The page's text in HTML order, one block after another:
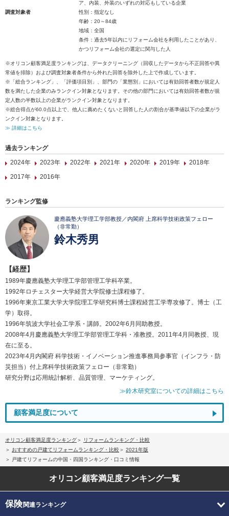
ア、内装、外装のいずれの対応もしている企業
調査対象者
性別：指定なし
年齢：20～84歳
地域：全国
条件：過去5年以内にリフォーム会社を利用したことがあり、
かつリフォーム会社の選定に関与した人
※オリコン顧客満足度ランキングは、データクリーニング（回収したデータから不正回答や異
常値を排除）および調査対象者条件から外れた回答を除外した上で作成しています。
※「総合ランキング」、「評価項目別」、部門の「業態別」においては有効回答者数が規定人
数を満たした企業のみランクイン対象となります。その他の部門においては有効回答者数が規
定人数の半数以上の企業がランクイン対象となります。
※総合得点が60.0点以上で、他人に薦めたくないと回答した人の割合が基準値以下の企業がラ
ンクイン対象となります。
≫ 詳細はこちら
過去ランキング
2024年
2023年 2022年 2021年 2020年 2019年
2018年
2017年
2016年
ランキング監修
慶應義塾大学理工学部教授／内閣府 上席科学技術政策フェロー
（非常勤）
鈴木秀男
【経歴】
1989年慶應義塾大学理工学部管理工学科卒業。
1992年ロチェスター大学経営大学院修士課程修了。
1996年東京工業大学大学院理工学研究科博士課程経営工学専攻修了。博士（工
学）取得。
1996年筑波大学社会工学系・講師。2002年6月同助教授。
2008年4月慶應義塾大学理工学部管理工学科・准教授。2011年4月同教授、現
在に至る。
2023年4月内閣府 科学技術・イノベーション推進事務局参事官（インフラ・防
災担当）付上席科学技術政策フェロー（非常勤）
研究分野は応用統計解析、品質管理、マーケティング。
≫鈴木研究室についての詳細はこちら
顧客満足度について
オリコン顧客満足度ランキング
リフォームランキング・比較
おすすめの戸建てリフォームランキング・比較
2021年版
戸建てリフォームの中国・四国ランキング・口コミ情報
オリコン顧客満足度ランキング一覧
保険関連ランキング